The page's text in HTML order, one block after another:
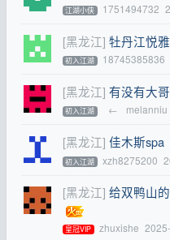
江湖小侠 1751494732
[黑龙江] 牡丹江悦
初入江湖 18745385836
[黑龙江] 有没有大
初入江湖 ← melanniu
[黑龙江] 佳木斯spa
初入江湖 xzh8275200
[黑龙江] 给双鸭山
皇冠VIP zhuxishe